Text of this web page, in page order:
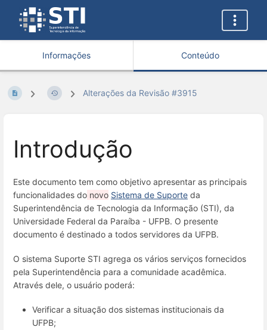
Informações Conteúdo
Alterações da Revisão #3915
Introdução
Este documento tem como objetivo apresentar as principais
funcionalidades do novo Sistema de Suporte da
Superintendência de Tecnologia da Informação (STI), da
Universidade Federal da Paraíba - UFPB. O presente
documento é destinado a todos servidores da UFPB.
O sistema Suporte STI agrega os vários serviços fornecidos
pela Superintendência para a comunidade acadêmica.
Através dele, o usuário poderá:
Verificar a situação dos sistemas institucionais da
UFPB;